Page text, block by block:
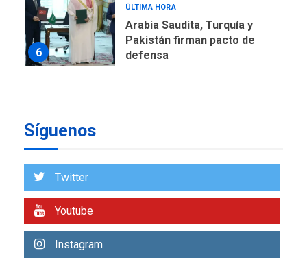
6
ÚLTIMA HORA
Arabia Saudita, Turquía y
Pakistán firman pacto de
defensa
7
1
Venezuela requiere
alcanzar 3 millones de bdp
Síguenos
Twitter
Youtube
Instagram